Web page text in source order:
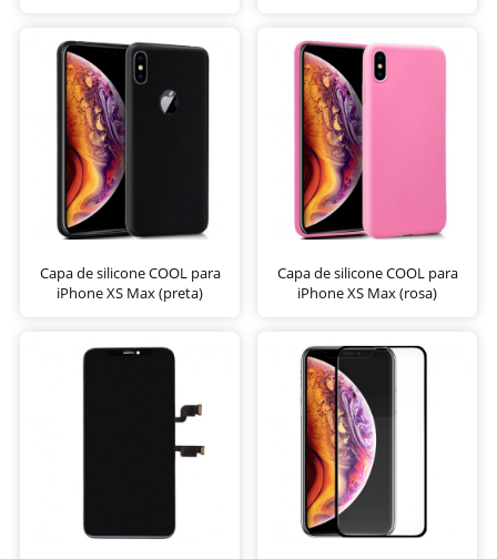
Capa de silicone COOL para
iPhone XS Max (preta)
Capa de silicone COOL para
iPhone XS Max (rosa)